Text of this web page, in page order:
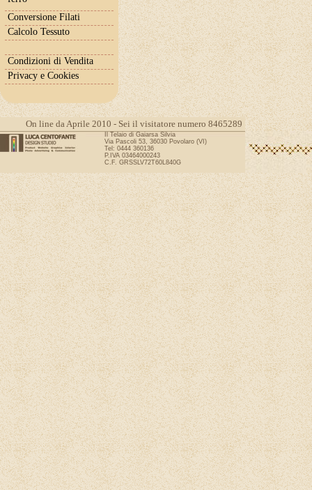
Conversione Filati
Calcolo Tessuto
Condizioni di Vendita
Privacy e Cookies
On line da Aprile 2010 - Sei il visitatore numero 8465289
Il Telaio di Gaiarsa Silvia
Via Pascoli 53, 36030 Povolaro (VI)
Tel: 0444 360136
P.IVA 03464000243
C.F. GRSSLV72T60L840G